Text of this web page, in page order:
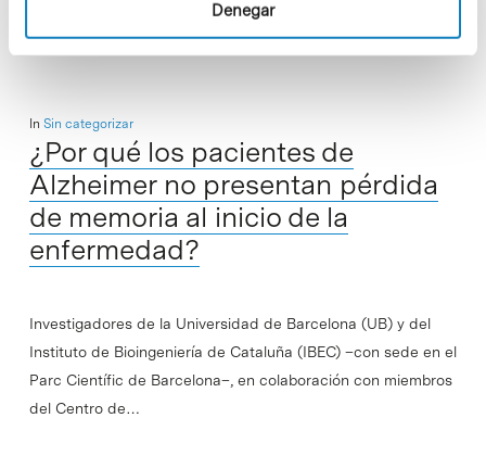
Denegar
In Sin categorizar
¿Por qué los pacientes de
Alzheimer no presentan pérdida
de memoria al inicio de la
enfermedad?
Investigadores de la Universidad de Barcelona (UB) y del
Instituto de Bioingeniería de Cataluña (IBEC) –con sede en el
Parc Científic de Barcelona–, en colaboración con miembros
del Centro de…